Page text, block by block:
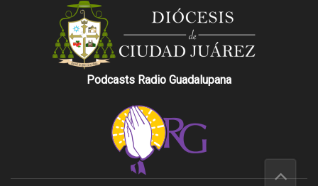
Podcasts Radio Guadalupana